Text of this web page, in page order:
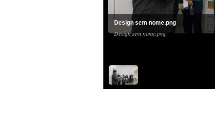
Design sem nome.png
Design sem nome.png